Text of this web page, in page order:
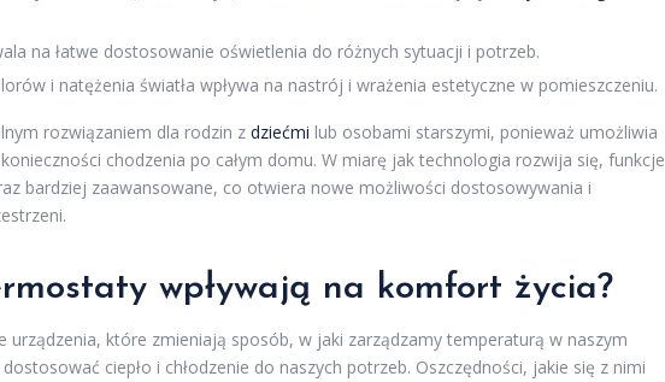
na łatwe dostosowanie oświetlenia do różnych sytuacji i potrzeb.
i natężenia światła wpływa na nastrój i wrażenia estetyczne w pomieszczeniu.
rozwiązaniem dla rodzin z dziećmi lub osobami starszymi, ponieważ umożliwia
chodzenia po całym domu. W miarę jak technologia rozwija się, funkcje
bardziej zaawansowane, co otwiera nowe możliwości dostosowywania i
wpływają na komfort życia?
które zmieniają sposób, w jaki zarządzamy temperaturą w naszym
ciepło i chłodzenie do naszych potrzeb. Oszczędności, jakie się z nimi